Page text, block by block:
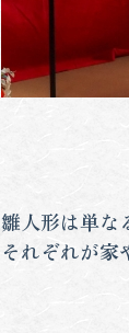
雛人形は単な
それぞれが家